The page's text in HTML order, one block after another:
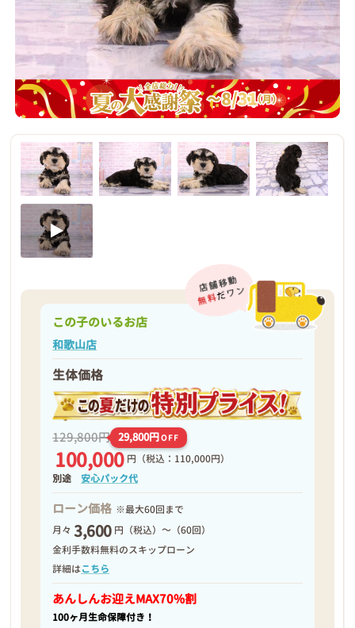
この子のいるお店
和歌山店
生体価格
129,800円 29,800円OFF
100,000 円 （税込：110,000円）
別途安心パック代
ローン価格 ※最大60回まで
月々 3,600 円（税込）～（60回）
金利手数料無料のスキップローン
詳細はこちら
あんしんお迎えMAX70%割
100ヶ月生命保障付き！